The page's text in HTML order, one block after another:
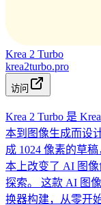
Krea 2 Turbo
krea2turbo.pro
访问
Krea 2 Turbo 是
本到图像生成而设
成 1024 像素的草
本上改变了 AI 图
探索。 这款 AI 图
换器构建，从零开